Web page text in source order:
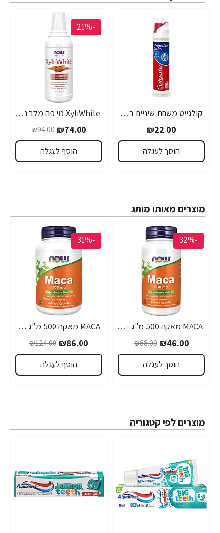
קולגייט משחת שיניים במשאבה למניעת עששת 100 מ"ל - מבית Colgate
₪22.00
הוסף לעגלה
-21%
XyliWhite מי פה מלבינה טעם קינמון מרענן 473 מ"ל - מבית NOW FOODS
₪74.00
₪94.00
הוסף לעגלה
מוצרים מאותו מותג
-32%
MACA מאקה 500 מ"ג - 100 כמוסות - מבית NOW FOODS
₪46.00
₪68.00
הוסף לעגלה
-31%
MACA מאקה 500 מ"ג 250 כמוסות - מבית NOW FOODS
₪86.00
₪124.00
הוסף לעגלה
מוצרים לפי קטגוריה